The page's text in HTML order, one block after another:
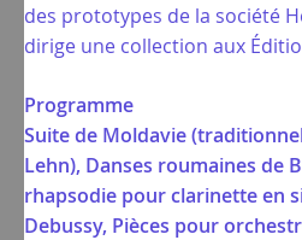
des prototypes de la société
dirige une collection aux
Programme
Suite de Moldavie
Lehn), Danses roumaines de
rhapsodie pour clarinette en
Debussy, Pièces pour